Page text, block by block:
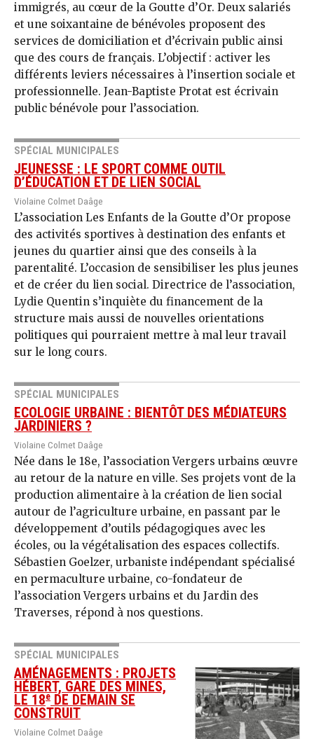
immigrés, au cœur de la Goutte d’Or. Deux salariés
et une soixantaine de bénévoles proposent des
services de domiciliation et d’écrivain public ainsi
que des cours de français. L’objectif : activer les
différents leviers nécessaires à l’insertion sociale et
professionnelle. Jean-Baptiste Protat est écrivain
public bénévole pour l’association.
SPÉCIAL MUNICIPALES
JEUNESSE : LE SPORT COMME OUTIL
D’ÉDUCATION ET DE LIEN SOCIAL
Violaine Colmet Daâge
L’association Les Enfants de la Goutte d’Or propose
des activités sportives à destination des enfants et
jeunes du quartier ainsi que des conseils à la
parentalité. L’occasion de sensibiliser les plus jeunes
et de créer du lien social. Directrice de l’association,
Lydie Quentin s’inquiète du financement de la
structure mais aussi de nouvelles orientations
politiques qui pourraient mettre à mal leur travail
sur le long cours.
SPÉCIAL MUNICIPALES
ECOLOGIE URBAINE : BIENTÔT DES MÉDIATEURS
JARDINIERS ?
Violaine Colmet Daâge
Née dans le 18e, l’association Vergers urbains œuvre
au retour de la nature en ville. Ses projets vont de la
production alimentaire à la création de lien social
autour de l’agriculture urbaine, en passant par le
développement d’outils pédagogiques avec les
écoles, ou la végétalisation des espaces collectifs.
Sébastien Goelzer, urbaniste indépendant spécialisé
en permaculture urbaine, co-fondateur de
l’association Vergers urbains et du Jardin des
Traverses, répond à nos questions.
SPÉCIAL MUNICIPALES
AMÉNAGEMENTS : PROJETS
HÉBERT, GARE DES MINES,
LE 18e DE DEMAIN SE
CONSTRUIT
Violaine Colmet Daâge